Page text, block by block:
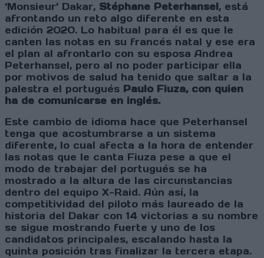
‘Monsieur’ Dakar, Stéphane Peterhansel, está
afrontando un reto algo diferente en esta
edición 2020. Lo habitual para él es que le
canten las notas en su francés natal y ese era
el plan al afrontarlo con su esposa Andrea
Peterhansel, pero al no poder participar ella
por motivos de salud ha tenido que saltar a la
palestra el portugués Paulo Fiuza, con quien
ha de comunicarse en inglés.
Este cambio de idioma hace que Peterhansel
tenga que acostumbrarse a un sistema
diferente, lo cual afecta a la hora de entender
las notas que le canta Fiuza pese a que el
modo de trabajar del portugués se ha
mostrado a la altura de las circunstancias
dentro del equipo X-Raid. Aún así, la
competitividad del piloto más laureado de la
historia del Dakar con 14 victorias a su nombre
se sigue mostrando fuerte y uno de los
candidatos principales, escalando hasta la
quinta posición tras finalizar la tercera etapa.